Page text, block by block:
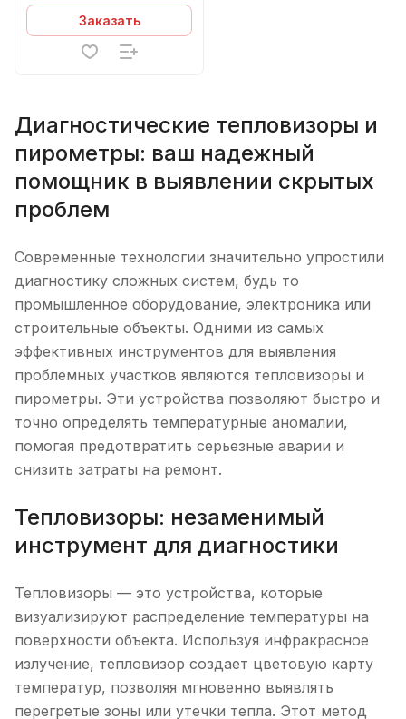
Заказать
Диагностические тепловизоры и
пирометры: ваш надежный
помощник в выявлении скрытых
проблем
Современные технологии значительно упростили
диагностику сложных систем, будь то
промышленное оборудование, электроника или
строительные объекты. Одними из самых
эффективных инструментов для выявления
проблемных участков являются тепловизоры и
пирометры. Эти устройства позволяют быстро и
точно определять температурные аномалии,
помогая предотвратить серьезные аварии и
снизить затраты на ремонт.
Тепловизоры: незаменимый
инструмент для диагностики
Тепловизоры — это устройства, которые
визуализируют распределение температуры на
поверхности объекта. Используя инфракрасное
излучение, тепловизор создает цветовую карту
температур, позволяя мгновенно выявлять
перегретые зоны или утечки тепла. Этот метод